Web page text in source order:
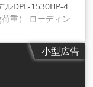
ルDPL-1530HP-4
重） ローディン
4kW コントロー
BM115 オートフ
ワー 11kW ネステ
フトウェア 低圧
ル 電圧安定器 48-
小型広告